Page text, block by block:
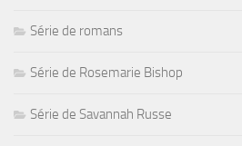
Série de romans
Série de Rosemarie Bishop
Série de Savannah Russe